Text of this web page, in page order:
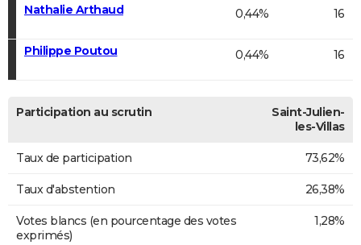
Nathalie Arthaud 0,44% 16
Philippe Poutou 0,44% 16
Participation au scrutin
Saint-Julien-
les-Villas
Taux de participation 73,62%
Taux d'abstention 26,38%
Votes blancs (en pourcentage des votes
exprimés)
1,28%